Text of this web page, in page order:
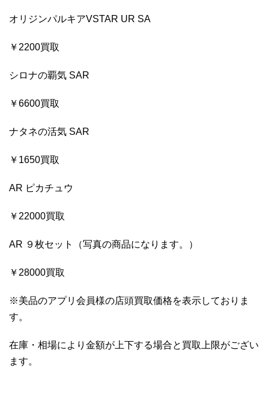
オリジンパルキアVSTAR UR SA
￥2200買取
シロナの覇気 SAR
￥6600買取
ナタネの活気 SAR
￥1650買取
AR ピカチュウ
￥22000買取
AR ９枚セット（写真の商品になります。）
￥28000買取
※美品のアプリ会員様の店頭買取価格を表示しておりま
す。
在庫・相場により金額が上下する場合と買取上限がござい
ます。